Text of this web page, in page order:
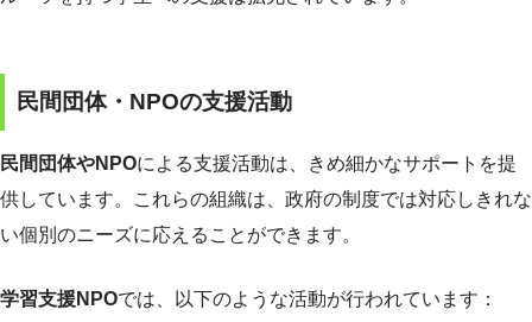
民間団体・NPOの支援活動
民間団体やNPOによる支援活動は、きめ細かなサポートを提
供しています。これらの組織は、政府の制度では対応しきれな
い個別のニーズに応えることができます。
学習支援NPOでは、以下のような活動が行われています：